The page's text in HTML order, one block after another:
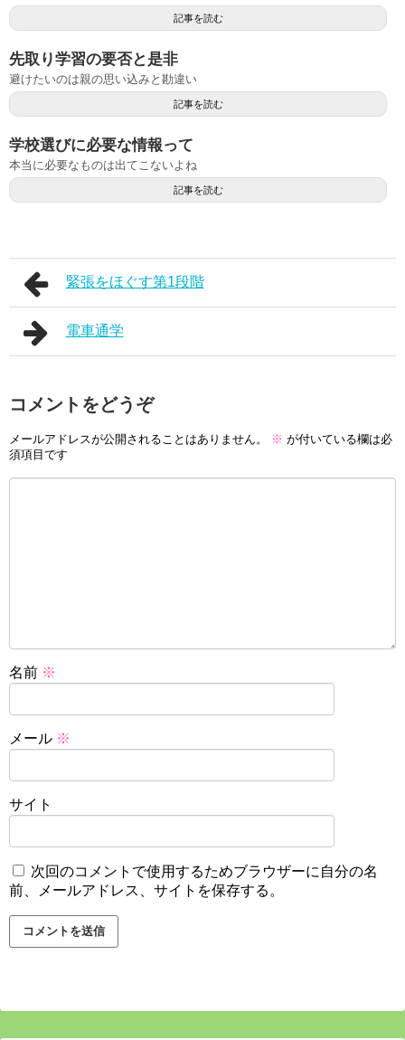
記事を読む
先取り学習の要否と是非
避けたいのは親の思い込みと勘違い
記事を読む
学校選びに必要な情報って
本当に必要なものは出てこないよね
記事を読む
緊張をほぐす第1段階
電車通学
コメントをどうぞ
メールアドレスが公開されることはありません。 ※ が付いている欄は必
須項目です
名前 ※
メール ※
サイト
次回のコメントで使用するためブラウザーに自分の名
前、メールアドレス、サイトを保存する。